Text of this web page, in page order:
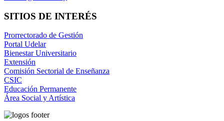
SITIOS DE INTERÉS
Prorrectorado de Gestión
Portal Udelar
Bienestar Universitario
Extensión
Comisión Sectorial de Enseñanza
CSIC
Educación Permanente
Área Social y Artística